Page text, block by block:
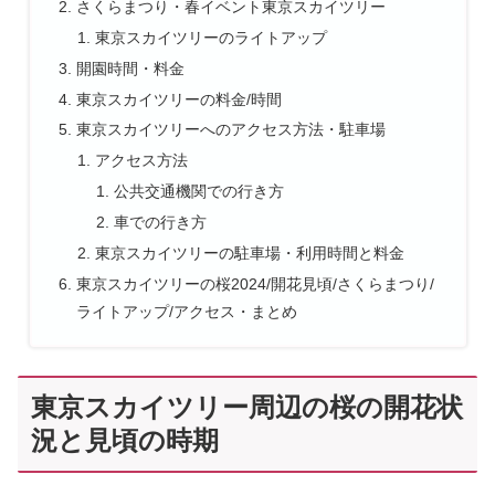
さくらまつり・春イベント東京スカイツリー
東京スカイツリーのライトアップ
開園時間・料金
東京スカイツリーの料金/時間
東京スカイツリーへのアクセス方法・駐車場
アクセス方法
公共交通機関での行き方
車での行き方
東京スカイツリーの駐車場・利用時間と料金
東京スカイツリーの桜2024/開花見頃/さくらまつり/
ライトアップ/アクセス・まとめ
東京スカイツリー周辺の桜の開花状
況と見頃の時期